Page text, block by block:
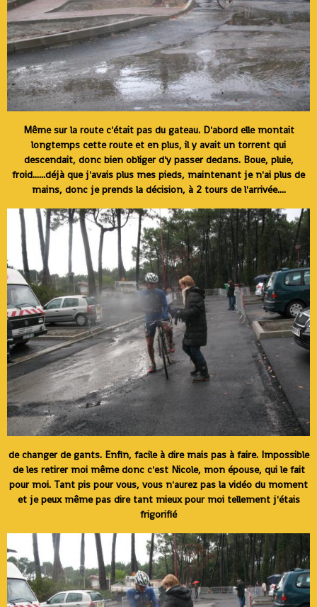
Même sur la route c'était pas du gateau. D'abord elle montait
longtemps cette route et en plus, il y avait un torrent qui
descendait, donc bien obliger d'y passer dedans. Boue, pluie,
froid......déjà que j'avais plus mes pieds, maintenant je n'ai plus de
mains, donc je prends la décision, à 2 tours de l'arrivée....
de changer de gants. Enfin, facile à dire mais pas à faire. Impossible
de les retirer moi même donc c'est Nicole, mon épouse, qui le fait
pour moi. Tant pis pour vous, vous n'aurez pas la vidéo du moment
et je peux même pas dire tant mieux pour moi tellement j'étais
frigorifié